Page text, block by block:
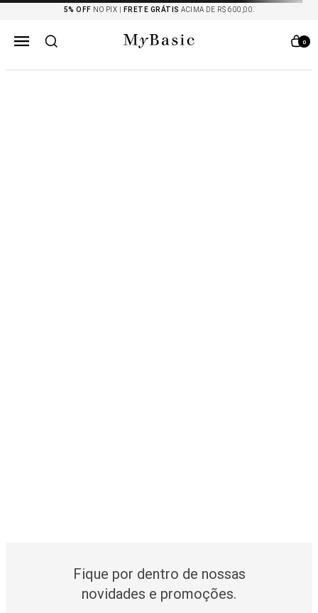
5% OFF NO PIX | FRETE GRÁTIS ACIMA DE R$ 600,00.
0
Fique por dentro de nossas
novidades e promoções.